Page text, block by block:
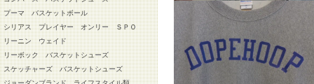
プーマ バスケットボール
シリアス プレイヤー オンリー ＳＰＯ
リーニン ウェイド
リーボック バスケットシューズ
スケッチャーズ バスケットシューズ